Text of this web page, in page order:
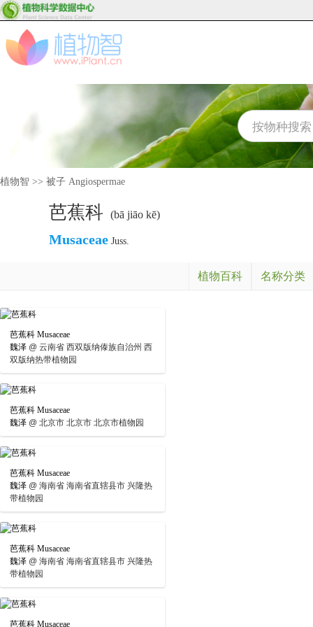
植物智 >> 被子 Angiospermae
芭蕉科 (bā jiāo kē)
Musaceae Juss.
植物百科 名称分类
芭蕉科 Musaceae
魏泽 @ 云南省 西双版纳傣族自治州 西
双版纳热带植物园
芭蕉科 Musaceae
魏泽 @ 北京市 北京市 北京市植物园
芭蕉科 Musaceae
魏泽 @ 海南省 海南省直辖县市 兴隆热
带植物园
芭蕉科 Musaceae
魏泽 @ 海南省 海南省直辖县市 兴隆热
带植物园
芭蕉科 Musaceae